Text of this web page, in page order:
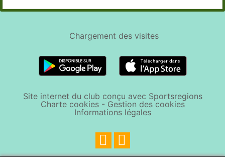
Chargement desvisites
Site internet du club conçu avec Sportsregions
Charte cookies- Gestion des cookies
Informations légales